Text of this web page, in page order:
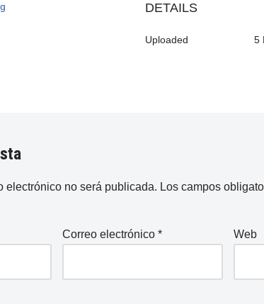
DETAILS
Uploaded 5
electrónico no será publicada. Los campos
Correo electrónico* Web